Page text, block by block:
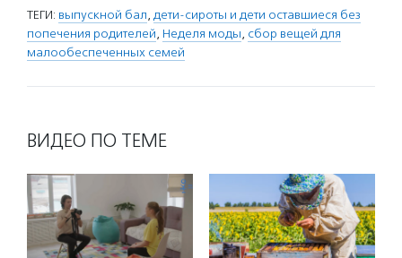
ТЕГИ: выпускной бал, дети-сироты и дети оставшиеся без
попечения родителей, Неделя моды, сбор вещей для
малообеспеченных семей
ВИДЕО ПО ТЕМЕ